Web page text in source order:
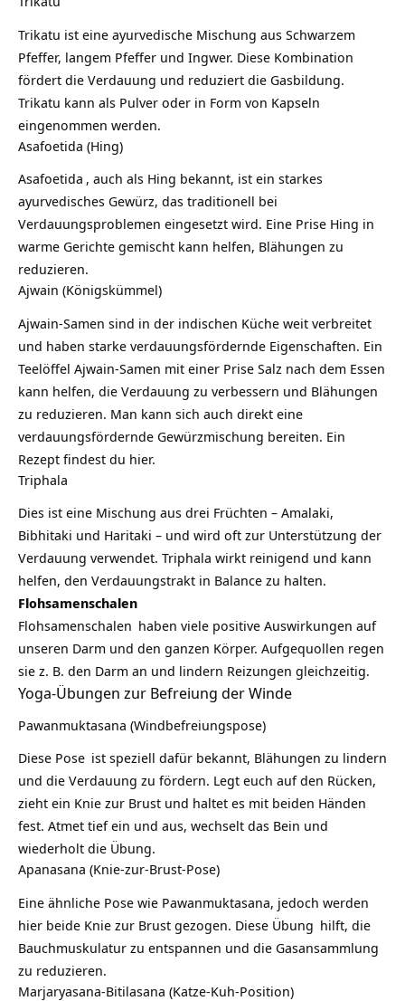
Trikatu ist eine ayurvedische Mischung aus Schwarzem
Pfeffer, langem Pfeffer und Ingwer. Diese Kombination
fördert die Verdauung und reduziert die Gasbildung.
Trikatu kann als Pulver oder in Form von Kapseln
eingenommen werden.
Asafoetida (Hing)
Asafoetida , auch als Hing bekannt, ist ein starkes
ayurvedisches Gewürz, das traditionell bei
Verdauungsproblemen eingesetzt wird. Eine Prise Hing in
warme Gerichte gemischt kann helfen, Blähungen zu
reduzieren.
Ajwain (Königskümmel)
Ajwain-Samen sind in der indischen Küche weit verbreitet
und haben starke verdauungsfördernde Eigenschaften. Ein
Teelöffel Ajwain-Samen mit einer Prise Salz nach dem Essen
kann helfen, die Verdauung zu verbessern und Blähungen
zu reduzieren. Man kann sich auch direkt eine
verdauungsfördernde Gewürzmischung bereiten. Ein
Rezept findest du hier.
Triphala
Dies ist eine Mischung aus drei Früchten – Amalaki,
Bibhitaki und Haritaki – und wird oft zur Unterstützung der
Verdauung verwendet. Triphala wirkt reinigend und kann
helfen, den Verdauungstrakt in Balance zu halten.
Flohsamenschalen
Flohsamenschalen haben viele positive Auswirkungen auf
unseren Darm und den ganzen Körper. Aufgequollen regen
sie z. B. den Darm an und lindern Reizungen gleichzeitig.
Yoga-Übungen zur Befreiung der Winde
Pawanmuktasana (Windbefreiungspose)
Diese Pose ist speziell dafür bekannt, Blähungen zu lindern
und die Verdauung zu fördern. Legt euch auf den Rücken,
zieht ein Knie zur Brust und haltet es mit beiden Händen
fest. Atmet tief ein und aus, wechselt das Bein und
wiederholt die Übung.
Apanasana (Knie-zur-Brust-Pose)
Eine ähnliche Pose wie Pawanmuktasana, jedoch werden
hier beide Knie zur Brust gezogen. Diese Übung hilft, die
Bauchmuskulatur zu entspannen und die Gasansammlung
zu reduzieren.
Marjaryasana-Bitilasana (Katze-Kuh-Position)